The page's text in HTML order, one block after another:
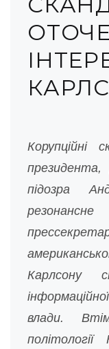
Корупційні
президента,
підозра
Карлсону
влади.
політології